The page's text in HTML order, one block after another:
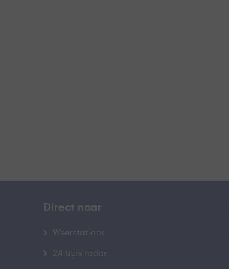
Direct naar
Weerstations
24 uurs radar